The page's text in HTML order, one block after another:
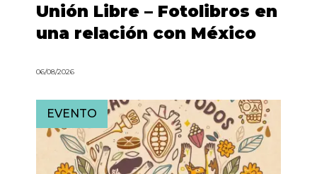
Unión Libre – Fotolibros en
una relación con México
06/08/2026
EVENTO